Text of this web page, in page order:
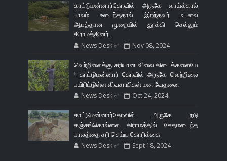
காட்டுமன்னார்கோவில் அருகே வாய்க்கால்
பாலம் உடைந்ததால் இறந்தவர் உடலை
ஆபத்தான முறையில் தூக்கி செல்லும்
கிராமத்தினர்.
News Desk ✅ Nov 08, 2024
வெற்றிலைக்கு சரியான விலை கிடைக்கலையே
! காட்டுமன்னார் கோவில் அருகே வெற்றிலை
பயிரிட்டுள்ள விவசாயிகள் மன வேதனை.
News Desk ✅ Oct 24, 2024
காட்டுமன்னார்கோவில் அருகே நடு
கஞ்சங்கொல்லை கிராமத்தில் சேதமடைந்த
பாலத்தை சரி செய்ய கோரிக்கை.
News Desk ✅ Sept 18, 2024